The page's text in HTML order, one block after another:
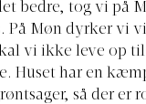
bedre, tog vi på
På Møn dyrker vi
vi ikke leve op
Huset har en
så der er